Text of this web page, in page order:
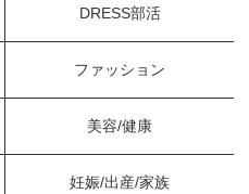
DRESS部活
ファッション
美容/健康
妊娠/出産/家族